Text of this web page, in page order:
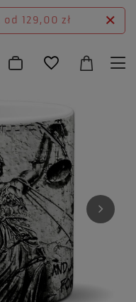
od 129,00 zł